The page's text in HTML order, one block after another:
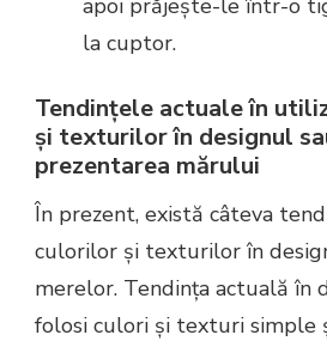
apoi prăjește-le într-o
la cuptor.
Tendințele actuale în
și texturilor în designul
prezentarea mărului
În prezent, există câteva
culorilor și texturilor în
merelor. Tendința actuală în
folosi culori și texturi simple